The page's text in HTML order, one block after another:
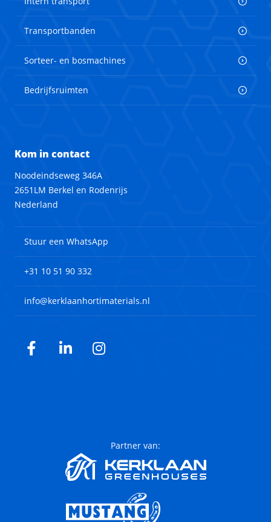
Transportbanden
Sorteer- en bosmachines
Bedrijfsruimten
Kom in contact
Noodeindseweg 346A
2651LM Berkel en Rodenrijs
Nederland
Stuur een WhatsApp
+31 10 51 90 332
info@kerklaanhortimaterials.nl
Facebook
LinkedInInstagram
Partner van: